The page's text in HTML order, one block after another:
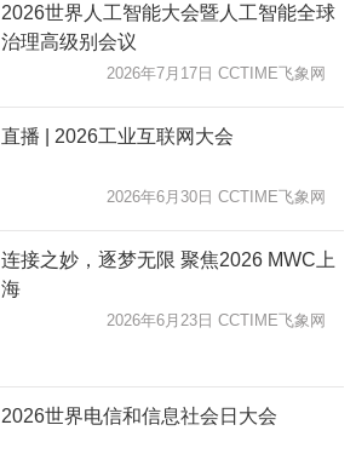
2026世界人工智能大会暨人工智能全球
治理高级别会议
2026年7月17日 CCTIME飞象网
直播 | 2026工业互联网大会
2026年6月30日 CCTIME飞象网
连接之妙，逐梦无限 聚焦2026 MWC上
海
2026年6月23日 CCTIME飞象网
2026世界电信和信息社会日大会